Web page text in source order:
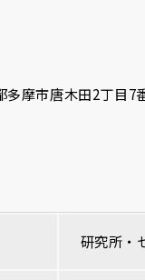
摩市唐木田2丁目7
研究所・